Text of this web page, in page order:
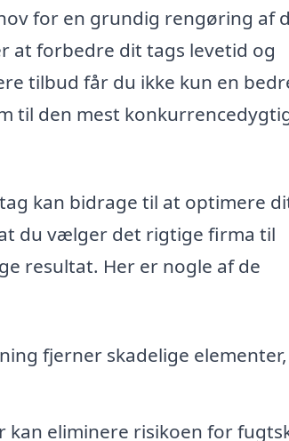
for en grundig rengøring af
at forbedre dit tags levetid og
tilbud får du ikke kun en
til den mest
kan bidrage til at optimere
du vælger det rigtige firma til
resultat. Her er nogle af de
fjerner skadelige
kan eliminere risikoen for